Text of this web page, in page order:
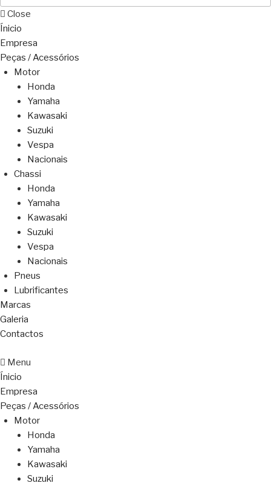
Close
Ínicio
Empresa
Peças / Acessórios
Motor
Honda
Yamaha
Kawasaki
Suzuki
Vespa
Nacionais
Chassi
Honda
Yamaha
Kawasaki
Suzuki
Vespa
Nacionais
Pneus
Lubrificantes
Marcas
Galeria
Contactos
Menu
Ínicio
Empresa
Peças / Acessórios
Motor
Honda
Yamaha
Kawasaki
Suzuki